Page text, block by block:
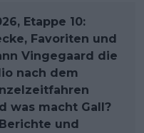
Etappe 10:
Favoriten und
Vingegaard die
nach dem
was macht Gall?
und